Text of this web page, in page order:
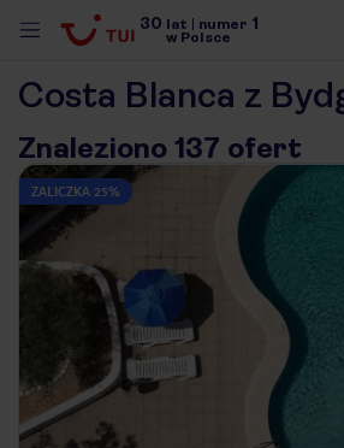
30 lat numer 1
w Polsce
Costa Blanca z
Znaleziono 137 ofert
ZALICZKA 25%